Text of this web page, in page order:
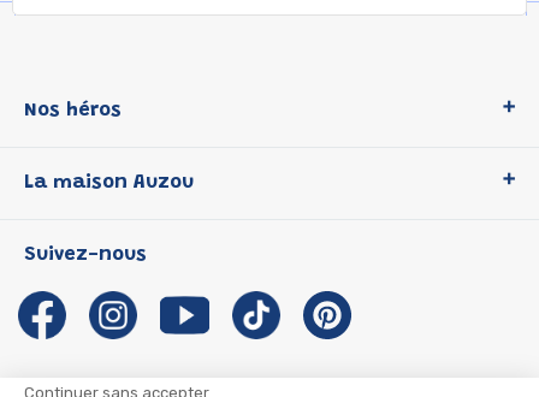
Continuer sans accepter
Nos héros
P'tit Loup
Les Influenceuses
Migali
Petite Taupe
La maison Auzou
Notre histoire
Auzou s'engage
Auteurs et illustrateurs Auzou
Suivez-nous